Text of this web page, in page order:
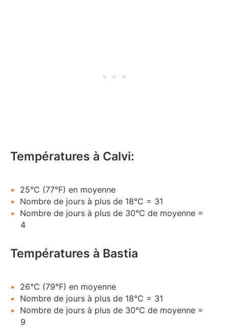
Températures à Calvi:
25°C (77°F) en moyenne
Nombre de jours à plus de 18°C = 31
Nombre de jours à plus de 30°C de moyenne =
4
Températures à Bastia
26°C (79°F) en moyenne
Nombre de jours à plus de 18°C = 31
Nombre de jours à plus de 30°C de moyenne =
9